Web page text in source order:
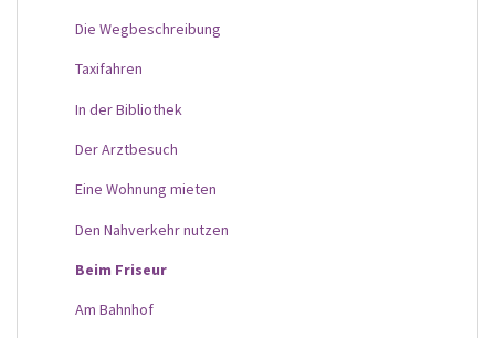
Die Wegbeschreibung
Taxifahren
In der Bibliothek
Der Arztbesuch
Eine Wohnung mieten
Den Nahverkehr nutzen
Beim Friseur
Am Bahnhof